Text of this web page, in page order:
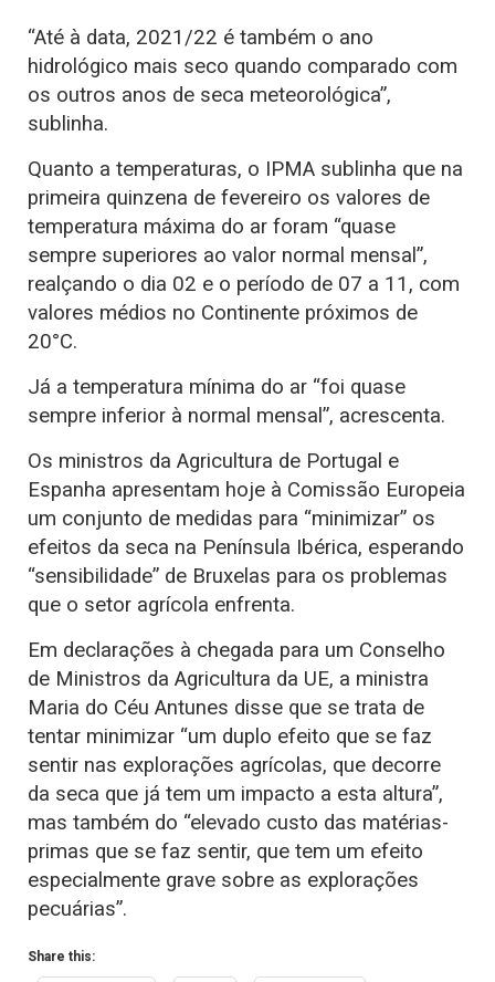
“Até à data, 2021/22 é também o ano
hidrológico mais seco quando comparado com
os outros anos de seca meteorológica”,
sublinha.
Quanto a temperaturas, o IPMA sublinha que na
primeira quinzena de fevereiro os valores de
temperatura máxima do ar foram “quase
sempre superiores ao valor normal mensal”,
realçando o dia 02 e o período de 07 a 11, com
valores médios no Continente próximos de
20°C.
Já a temperatura mínima do ar “foi quase
sempre inferior à normal mensal”, acrescenta.
Os ministros da Agricultura de Portugal e
Espanha apresentam hoje à Comissão Europeia
um conjunto de medidas para “minimizar” os
efeitos da seca na Península Ibérica, esperando
“sensibilidade” de Bruxelas para os problemas
que o setor agrícola enfrenta.
Em declarações à chegada para um Conselho
de Ministros da Agricultura da UE, a ministra
Maria do Céu Antunes disse que se trata de
tentar minimizar “um duplo efeito que se faz
sentir nas explorações agrícolas, que decorre
da seca que já tem um impacto a esta altura”,
mas também do “elevado custo das matérias-
primas que se faz sentir, que tem um efeito
especialmente grave sobre as explorações
pecuárias”.
Share this: